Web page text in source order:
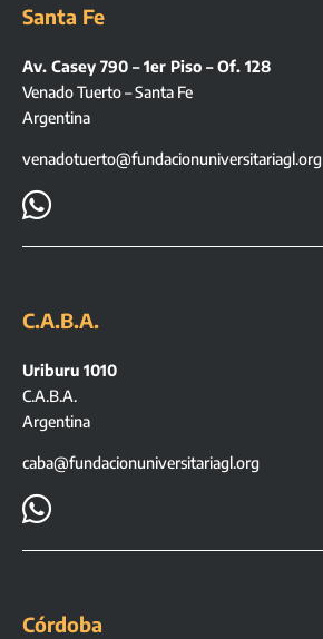
Santa Fe
Av. Casey 790 – 1er Piso – Of. 128
Venado Tuerto – Santa Fe
Argentina
venadotuerto@fundacionuniversitariagl.org

C.A.B.A.
Uriburu 1010
C.A.B.A.
Argentina
caba@fundacionuniversitariagl.org

Córdoba